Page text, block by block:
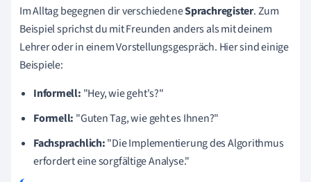
Im Alltag begegnen dir verschiedeneSprachregister. Zum
Beispiel sprichst du mit Freunden anders als mit deinem
Lehrer oder in einem Vorstellungsgespräch. Hier sind einige
Beispiele:
Informell: "Hey, wie geht's?"
Formell: "Guten Tag, wie geht es Ihnen?"
Fachsprachlich:"Die Implementierung des Algorithmus
erfordert eine sorgfältige Analyse."